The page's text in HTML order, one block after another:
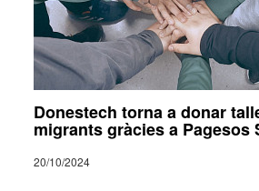
Donestech torna a donar
migrants gràcies a Pagesos
20/10/2024